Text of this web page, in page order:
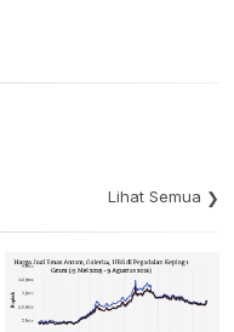
Lihat Semua